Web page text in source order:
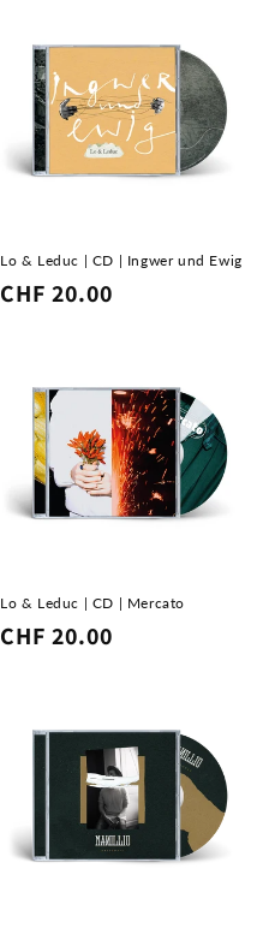
Lo & Leduc | CD | Ingwer und Ewig
Normaler
CHF 20.00
Lo & Leduc | CD | Mercato
Normaler
CHF 20.00